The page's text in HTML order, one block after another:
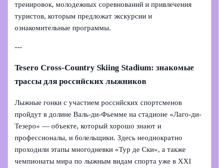
тренировок, молодежных соревнований и привлечения
туристов, которым предложат экскурсии и
ознакомительные программы.
---
Tesero Cross-Country Skiing Stadium: знакомые
трассы для российских лыжников
Лыжные гонки с участием российских спортсменов
пройдут в долине Валь‑ди‑Фьемме на стадионе «Лаго-ди-
Тезеро» — объекте, который хорошо знают и
профессионалы, и болельщики. Здесь неоднократно
проходили этапы многодневки «Тур де Ски», а также
чемпионаты мира по лыжным видам спорта уже в XXI